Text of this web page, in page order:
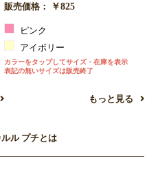
販売価格：
￥825
ピンク
アイボリー
カラーをタップしてサイズ・在庫を表示
表記の無いサイズは販売終了
もっと見る
ルル プチとは